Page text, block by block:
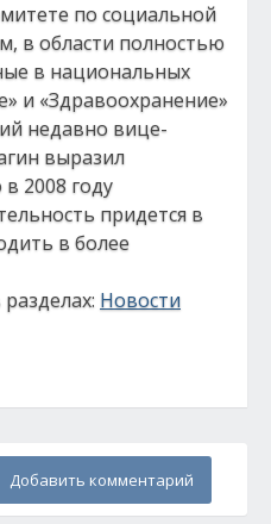
по социальной
в области полностью
в национальных
и «Здравоохранение»
недавно вице-
выразил
2008 году
придется в
в более
Новости
Добавить комментарий